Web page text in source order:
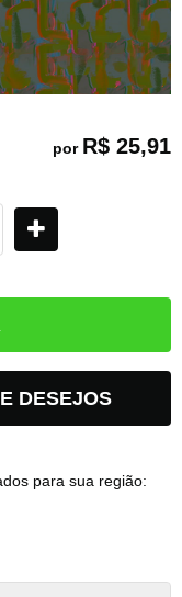
por R$ 25,91
DESEJOS
para sua região: